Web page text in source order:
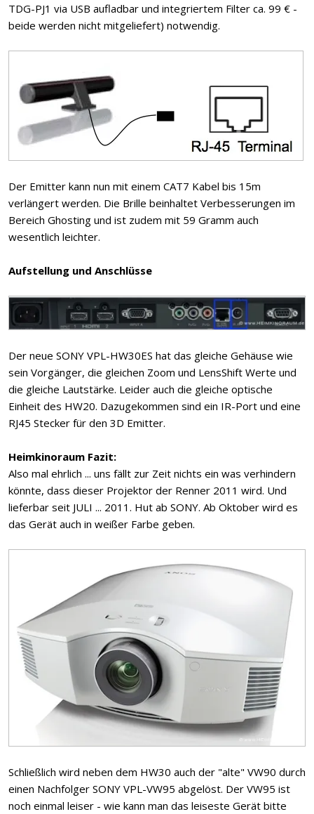
TDG-PJ1 via USB aufladbar und integriertem Filter ca. 99 € -
beide werden nicht mitgeliefert) notwendig.
Der Emitter kann nun mit einem CAT7 Kabel bis 15m
verlängert werden. Die Brille beinhaltet Verbesserungen im
Bereich Ghosting und ist zudem mit 59 Gramm auch
wesentlich leichter.
Aufstellung und Anschlüsse
Der neue SONY VPL-HW30ES hat das gleiche Gehäuse wie
sein Vorgänger, die gleichen Zoom und LensShift Werte und
die gleiche Lautstärke. Leider auch die gleiche optische
Einheit des HW20. Dazugekommen sind ein IR-Port und eine
RJ45 Stecker für den 3D Emitter.
Heimkinoraum Fazit:
Also mal ehrlich ... uns fällt zur Zeit nichts ein was verhindern
könnte, dass dieser Projektor der Renner 2011 wird. Und
lieferbar seit JULI ... 2011. Hut ab SONY. Ab Oktober wird es
das Gerät auch in weißer Farbe geben.
Schließlich wird neben dem HW30 auch der "alte" VW90 durch
einen Nachfolger SONY VPL-VW95 abgelöst. Der VW95 ist
noch einmal leiser - wie kann man das leiseste Gerät bitte